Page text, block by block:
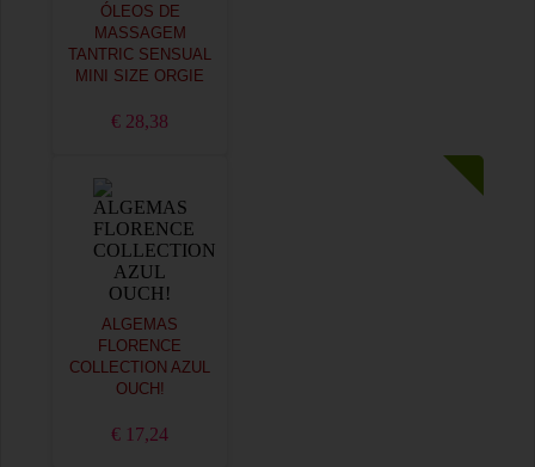
ÓLEOS DE
MASSAGEM
TANTRIC SENSUAL
MINI SIZE ORGIE
€ 28,38
ALGEMAS
FLORENCE
COLLECTION AZUL
OUCH!
€ 17,24